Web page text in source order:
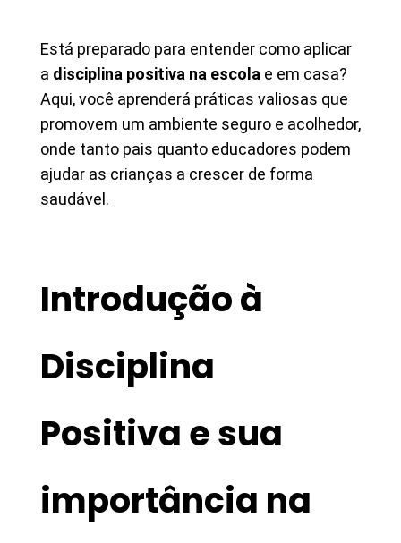
Está preparado para entender como aplicar
a disciplina positiva na escola e em casa?
Aqui, você aprenderá práticas valiosas que
promovem um ambiente seguro e acolhedor,
onde tanto pais quanto educadores podem
ajudar as crianças a crescer de forma
saudável.
Introdução à
Disciplina
Positiva e sua
importância na